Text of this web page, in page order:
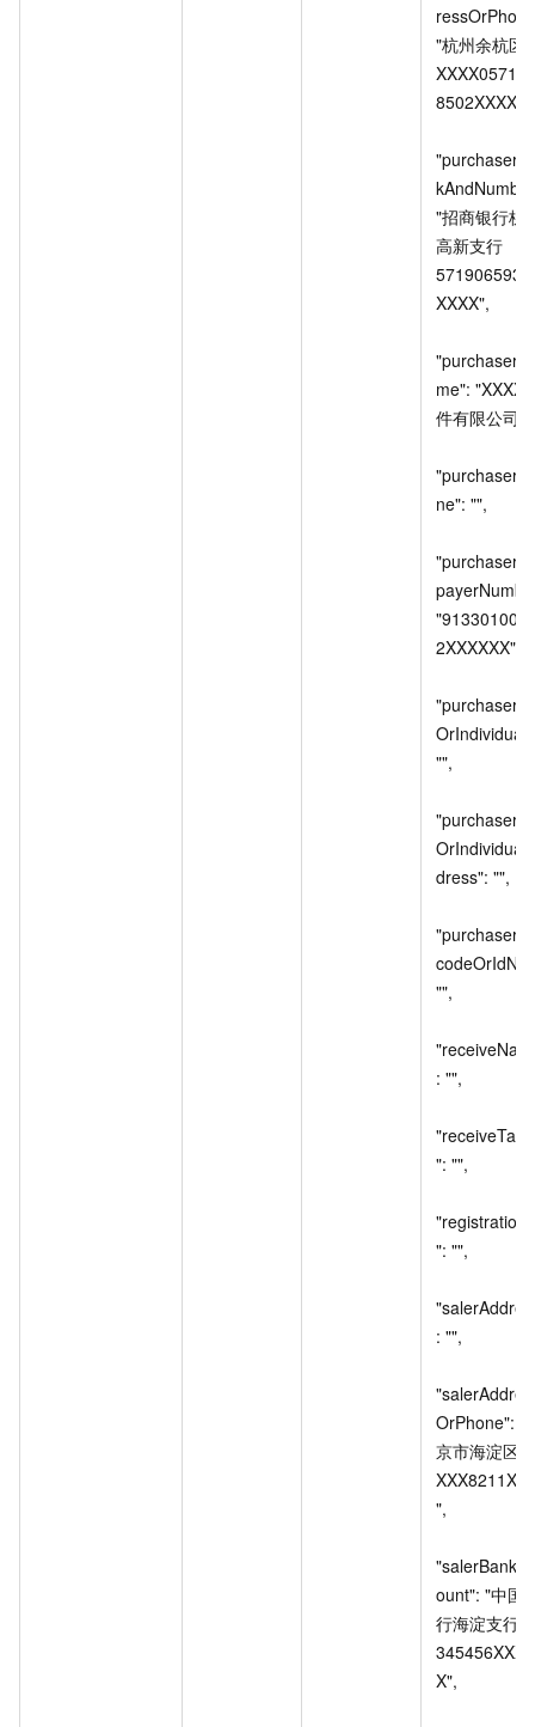
"杭州余杭区
XXXX0571-
8502XXXX",
"招商银行杭
高新支行
XXXX",
me": "XXXX
件有限公司",
ne": "",
2XXXXXX",
"",
dress": "",
"",
: "",
": "",
": "",
: "",
OrPhone": "
京市海淀区
",
ount": "中国
行海淀支行
X",